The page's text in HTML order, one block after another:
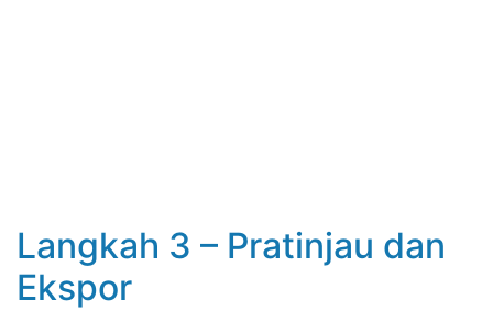
Langkah 3 – Pratinjau dan
Ekspor